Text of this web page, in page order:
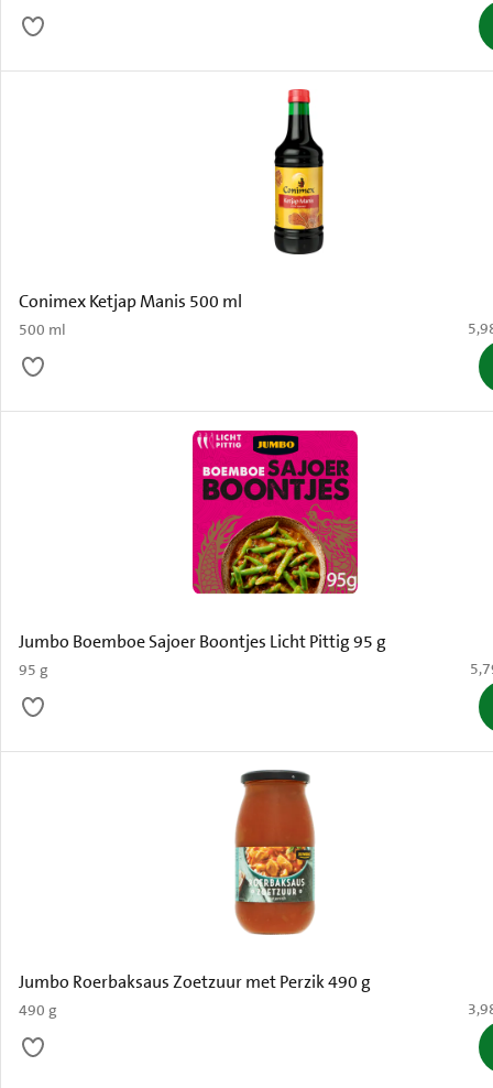
Conimex Ketjap Manis 500 ml
500 ml €
Jumbo Boemboe Sajoer Boontjes Licht Pittig 95 g
95 g €
Jumbo Roerbaksaus Zoetzuur met Perzik 490 g
490 g €